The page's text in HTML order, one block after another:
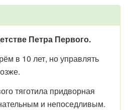
Петра Первого.
в 10 лет, но управлять
тяготила придворная
и непоседливым.